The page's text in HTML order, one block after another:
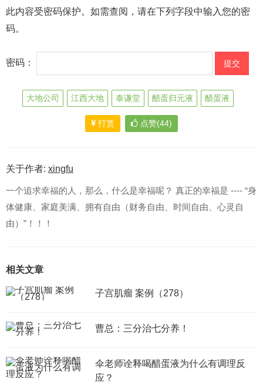
此内容受密码保护。如需查阅，请在下列字段中输入您的密
码。
密码：
大地公司 江西大地 泰谦堂 醋蛋归元液 醋蛋液
打赏 点赞(44)
关于作者: xingfu
一个追求幸福的人，那么，什么是幸福呢？ 真正的幸福是 ---- “身
体健康、家庭美满、拥有自由（财务自由、时间自由、心灵自
由）”！！！
相关文章
子宫肌瘤 案例（278）
曹总：三分治七分养！
伞老师诠释喝醋蛋液为什么有调理反
应？